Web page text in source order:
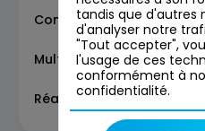
Composants et
Multimodalité et
Réactivité et déclencheurs
tandis que d'autres
d'analyser notre
"Tout accepter",
l'usage de ces
conformément à
confidentialité.